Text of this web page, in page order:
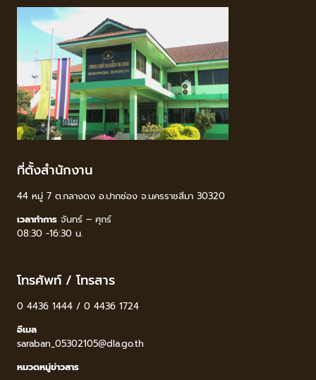
ที่ตั้งสำนักงาน
44 หมู่ 7 ต.กลางดง อ.ปากช่อง จ.นครราชสีมา 30320
เวลาทำการ จันทร์ – ศุกร์
08:30 -16:30 น.
โทรศัพท์ / โทรสาร
0 4436 1444 / 0 4436 1724
อีเมล
saraban_05302105@dla.go.th
หมวดหมู่ข่าวสาร